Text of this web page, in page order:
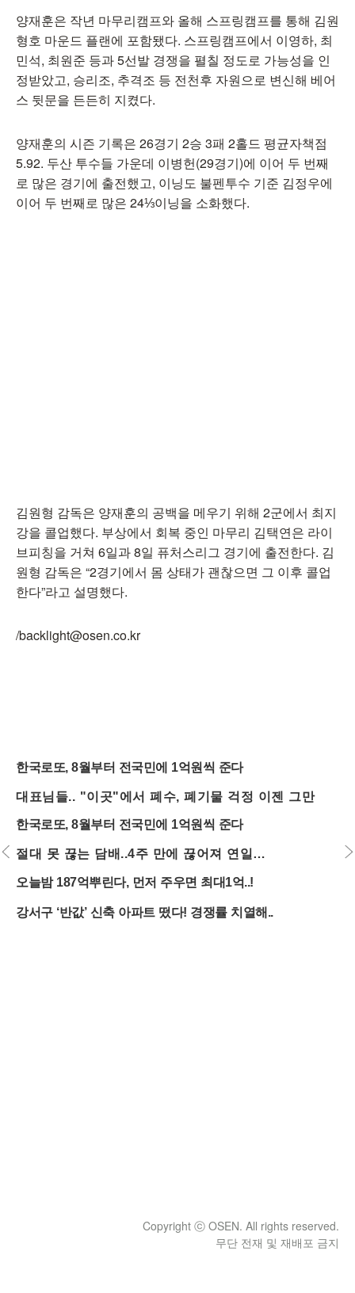
양재훈은 작년 마무리캠프와 올해 스프링캠프를 통해 김원
형호 마운드 플랜에 포함됐다. 스프링캠프에서 이영하, 최
민석, 최원준 등과 5선발 경쟁을 펼칠 정도로 가능성을 인
정받았고, 승리조, 추격조 등 전천후 자원으로 변신해 베어
스 뒷문을 든든히 지켰다.
양재훈의 시즌 기록은 26경기 2승 3패 2홀드 평균자책점
5.92. 두산 투수들 가운데 이병헌(29경기)에 이어 두 번째
로 많은 경기에 출전했고, 이닝도 불펜투수 기준 김정우에
이어 두 번째로 많은 24⅓이닝을 소화했다.
김원형 감독은 양재훈의 공백을 메우기 위해 2군에서 최지
강을 콜업했다. 부상에서 회복 중인 마무리 김택연은 라이
브피칭을 거쳐 6일과 8일 퓨처스리그 경기에 출전한다. 김
원형 감독은 “2경기에서 몸 상태가 괜찮으면 그 이후 콜업
한다”라고 설명했다.
/backlight@osen.co.kr
Copyright ⓒ OSEN. All rights reserved.
무단 전재 및 재배포 금지